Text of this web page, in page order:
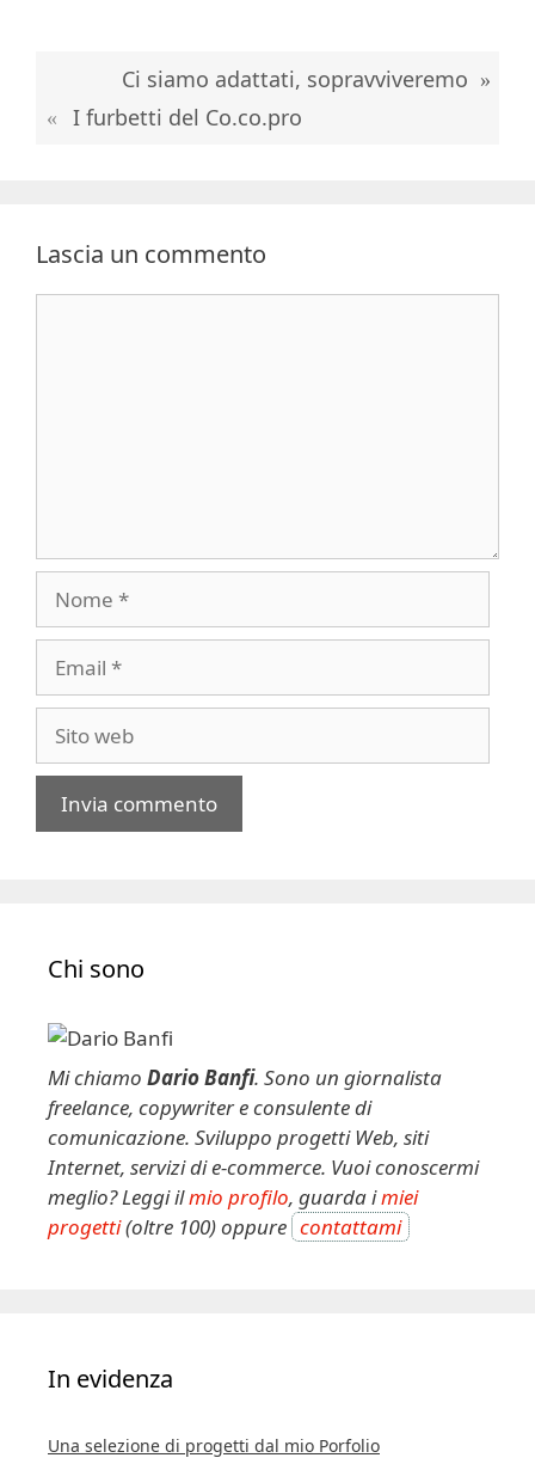
Ci siamo adattati, sopravviveremo
I furbetti del Co.co.pro
Lascia un commento
web
v
Chi sono
Mi chiamo Dario Banfi. Sono un giornalista
freelance, copywriter e consulente di
comunicazione. Sviluppo progetti Web, siti
Internet, servizi di e-commerce. Vuoi conoscermi
meglio? Leggi ilmio profilo, guarda imiei
progetti(oltre 100) oppure contattami
In evidenza
Una selezione di progetti dal mio Porfolio